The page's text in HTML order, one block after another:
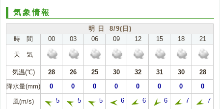
気象情報
明 日 8/9(日)
時 間
00 03 06 09 12 15 18 21
天 気
気温(℃) 28 26 25 30 32 31 30
28
降水量(mm)
0 0 0 0 0 0 0 0
風(m/s) 5 5 5 6 6 6 7 7